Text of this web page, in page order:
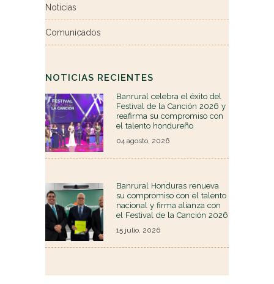
Noticias
Comunicados
NOTICIAS RECIENTES
Banrural celebra el éxito del
Festival de la Canción 2026 y
reafirma su compromiso con
el talento hondureño
04 agosto, 2026
Banrural Honduras renueva
su compromiso con el talento
nacional y firma alianza con
el Festival de la Canción 2026
15 julio, 2026